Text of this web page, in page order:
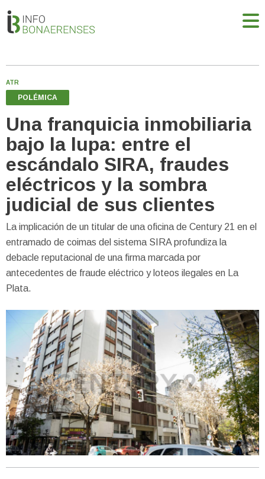
ATR
POLÉMICA
Una franquicia inmobiliaria
bajo la lupa: entre el
escándalo SIRA, fraudes
eléctricos y la sombra
judicial de sus clientes
La implicación de un titular de una oficina de Century 21 en el
entramado de coimas del sistema SIRA profundiza la
debacle reputacional de una firma marcada por
antecedentes de fraude eléctrico y loteos ilegales en La
Plata.